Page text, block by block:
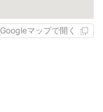
Googleマップで開く